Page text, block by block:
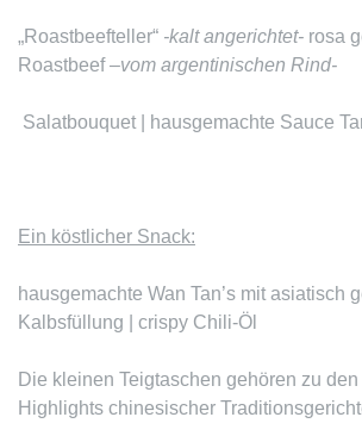
„Roastbeefteller“ -kalt angerichtet- rosa
Roastbeef–vom argentinischen Rind-
Salatbouquet | hausgemachte Sauce
Ein köstlicher Snack:
hausgemachte Wan Tan’s mit asiatisch
Kalbsfüllung | crispy Chili-Öl
Die kleinen Teigtaschen gehören zu
Highlights chinesischer